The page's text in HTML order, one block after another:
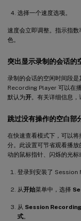
选择一个速度选项。
速度会立即调整。指示指
色。
突出显示录制的会话的
录制的会话的空闲时间段
Recording Player 可以在
默认为开。有关详细信息，
跳过没有操作的空白部
在快速查看模式下，可以
分。此设置可节省观看播
动的鼠标指针、闪烁的光标
登录到安装了 Session
从开始菜单中，选择
从 Session
式。